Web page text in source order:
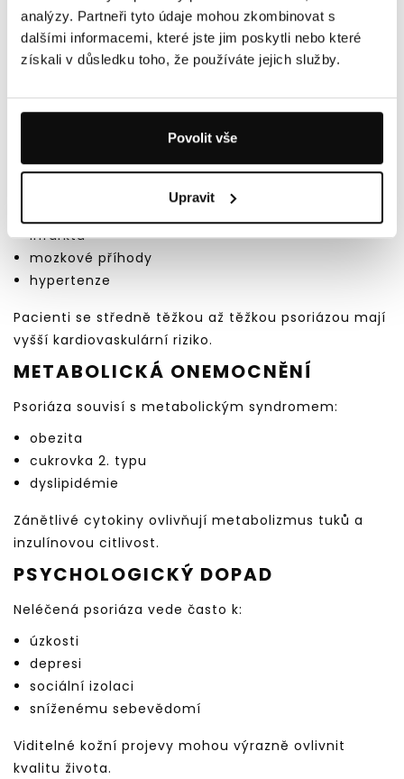
analýzy. Partneři tyto údaje mohou zkombinovat s
dalšími informacemi, které jste jim poskytli nebo které
získali v důsledku toho, že používáte jejich služby.
Povolit vše
Upravit
bolestí kloubů
otokem
ranní ztuhlostí
Bez léčby může vést k trvalému poškození kloubů.
KARDIOVASKULÁRNÍ RIZIKO
infarktu
mozkové příhody
hypertenze
Pacienti se středně těžkou až těžkou psoriázou mají
vyšší kardiovaskulární riziko.
METABOLICKÁ ONEMOCNĚNÍ
Psoriáza souvisí s metabolickým syndromem:
obezita
cukrovka 2. typu
dyslipidémie
Zánětlivé cytokiny ovlivňují metabolizmus tuků a
inzulínovou citlivost.
PSYCHOLOGICKÝ DOPAD
Neléčená psoriáza vede často k:
úzkosti
depresi
sociální izolaci
sníženému sebevědomí
Viditelné kožní projevy mohou výrazně ovlivnit
kvalitu života.